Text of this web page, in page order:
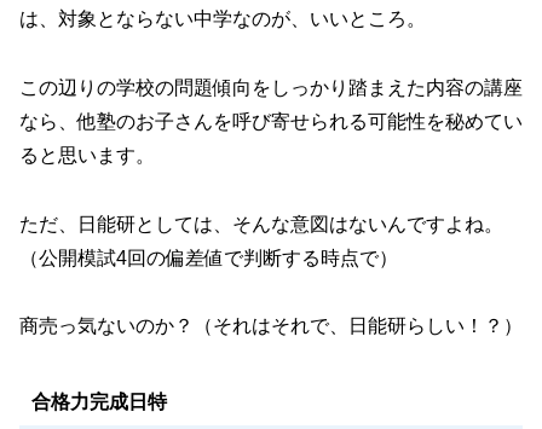
は、対象とならない中学なのが、いいところ。
この辺りの学校の問題傾向をしっかり踏まえた内容の講座
なら、他塾のお子さんを呼び寄せられる可能性を秘めてい
ると思います。
ただ、日能研としては、そんな意図はないんですよね。
（公開模試4回の偏差値で判断する時点で）
商売っ気ないのか？（それはそれで、日能研らしい！？）
合格力完成日特